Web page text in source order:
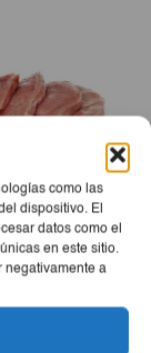
como las
dispositivo. El
datos como el
en este sitio.
negativamente a
Cerdo 3Lb